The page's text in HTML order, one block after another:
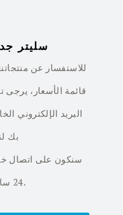
سليتر
للاستفسار عن
قائمة الأسعار، يرجى
البريد الإلكتروني
بك
سنكون على اتصال
24 ساعة.